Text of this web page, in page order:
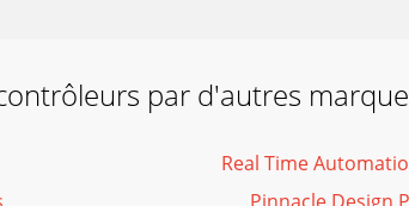
par d'autres
Real Time